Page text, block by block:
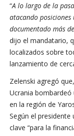
“A lo largo de la
atacando
documentado más
dijo el mandatario,
localizados sobre
lanzamiento de
Zelenski agregó
Ucrania
en la región de
Según el
clave “para la